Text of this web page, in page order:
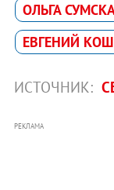
ОЛЬГА
ЕВГЕНИЙ
ИСТОЧНИК:
РЕКЛАМА